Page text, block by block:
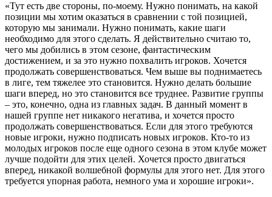
«Тут есть две стороны, по-моему. Нужно понимать, на какой
позиции мы хотим оказаться в сравнении с той позицией,
которую мы занимали. Нужно понимать, какие шаги
необходимо для этого сделать. Я действительно считаю то,
чего мы добились в этом сезоне, фантастическим
достижением, и за это нужно похвалить игроков. Хочется
продолжать совершенствоваться. Чем выше вы поднимаетесь
в лиге, тем тяжелее это становится. Нужно делать большие
шаги вперед, но это становится все труднее. Развитие группы
– это, конечно, одна из главных задач. В данный момент в
нашей группе нет никакого негатива, и хочется просто
продолжать совершенствоваться. Если для этого требуются
новые игроки, нужно подписать новых игроков. Кто-то из
молодых игроков после еще одного сезона в этом клубе может
лучше подойти для этих целей. Хочется просто двигаться
вперед, никакой волшебной формулы для этого нет. Для этого
требуется упорная работа, немного ума и хорошие игроки».